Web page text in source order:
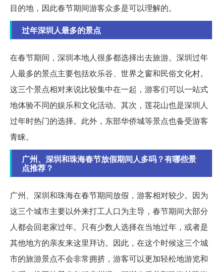
目的地，因此春节期间游客众多是可以理解的。
过年深圳人最多的景点
在春节期间，深圳本地人很多都选择出去旅游。深圳过年
人最多的景点主要包括欢乐谷、世界之窗和民俗文化村。
这三个景点相对来说比较集中在一起，游客们可以一站式
地体验不同的娱乐和文化活动。其次，莲花山也是深圳人
过年时热门的选择。此外，东部华侨城等景点也备受游客
青睐。
广州、深圳和珠海春节放假期间人多吗？有哪些景
点推荐？
广州、深圳和珠海在春节期间放假，游客相对较少。因为
这三个城市主要以外来打工人口为主导，春节期间大部分
人都会回老家过年。只有少数人选择在当地过年，或者是
其他地方的亲友来这里拜访。因此，在这个时候这三个城
市的旅游景点不会非常拥挤，游客可以更加轻松地游览和